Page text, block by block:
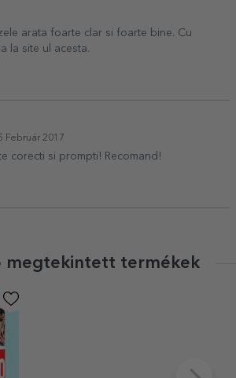
arata foarte clar si foarte bine. Cu
la site ul acesta.
Február 2017
corecti si prompti! Recomand!
megtekintett termékek